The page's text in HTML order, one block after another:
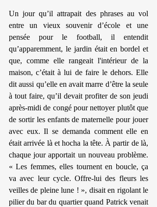
Un jour qu’il attrapait des phrases au vol
entre un vieux souvenir d’école et une
pensée pour le football, il entendit
qu’apparemment, le jardin était en bordel et
que, comme elle rangeait l'intérieur de la
maison, c’était à lui de faire le dehors. Elle
dit aussi qu’elle en avait marre d’être la seule
à tout faire, qu’il devait profiter de son jeudi
après-midi de congé pour nettoyer plutôt que
de sortir les enfants de maternelle pour jouer
avec eux. Il se demanda comment elle en
était arrivée là et hocha la tête. À partir de là,
chaque jour apportait un nouveau problème.
« Les femmes, elles tournent en boucle, ça
va avec leur cycle. Offre-lui des fleurs les
veilles de pleine lune ! », disait en rigolant le
pilier du bar du quartier quand Patrick venait